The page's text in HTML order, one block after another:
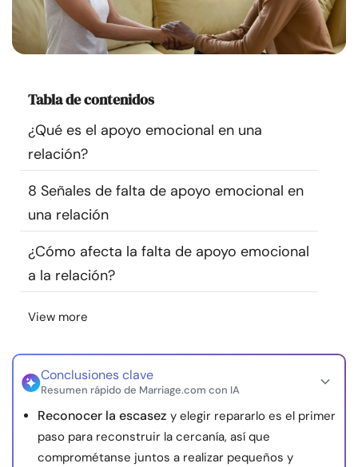
Recursos
Encuentra un terapeuta
Idioma
Sobre nosotros Contáctanos Escríbenos
Publicidad con
nosotros
© Copyright 2026. Todos los derechos reservados.
Tabla de contenidos
¿Qué es el apoyo emocional en una
relación?
8 Señales de falta de apoyo emocional en
una relación
¿Cómo afecta la falta de apoyo emocional
a la relación?
View more
Conclusiones clave
Resumen rápido de Marriage.com con IA
Reconocer la escasez y elegir repararlo es el primer
paso para reconstruir la cercanía, así que
comprométanse juntos a realizar pequeños y